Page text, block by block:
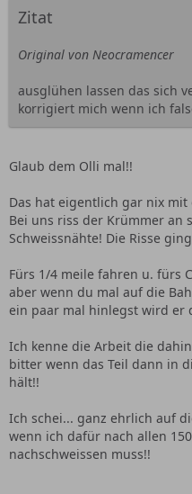
Zitat
Original von Neocramencer
ausglühen lassen das sich
korrigiert mich wenn ich
Glaub dem Olli mal!!
Das hat eigentlich gar nix mit
Bei uns riss der Krümmer an
Schweissnähte! Die Risse
Fürs 1/4 meile fahren u. fürs
aber wenn du mal auf die
ein paar mal hinlegst wird er
Ich kenne die Arbeit die
bitter wenn das Teil dann in
hält!!
Ich schei... ganz ehrlich auf
wenn ich dafür nach allen
nachschweissen muss!!